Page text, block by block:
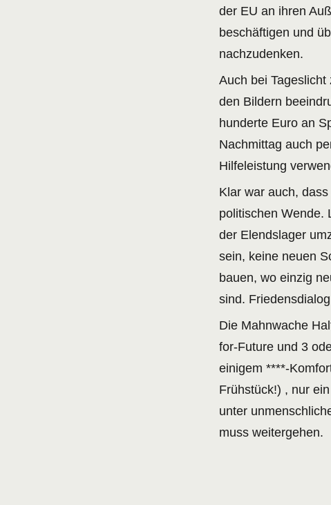
der EU an ihren
beschäftigen und
nachzudenken.
Auch bei
den Bildern
hunderte Euro an
Nachmittag auch
Hilfeleistung
Klar war auch,
politischen Wende.
der Elendslager
sein, keine neuen
bauen, wo einzig
sind.
Die Mahnwache
for-Future und 3
einigem ****-
Frühstück!) , nur
unter
muss weitergehen.